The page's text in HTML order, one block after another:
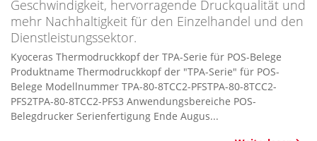
Geschwindigkeit, hervorragende Druckqualität und
mehr Nachhaltigkeit für den Einzelhandel und den
Dienstleistungssektor.
Kyoceras Thermodruckkopf der TPA-Serie für POS-Belege
Produktname Thermodruckkopf der "TPA-Serie" für POS-
Belege Modellnummer TPA-80-8TCC2-PFSTPA-80-8TCC2-
PFS2TPA-80-8TCC2-PFS3 Anwendungsbereiche POS-
Belegdrucker Serienfertigung Ende Augus...